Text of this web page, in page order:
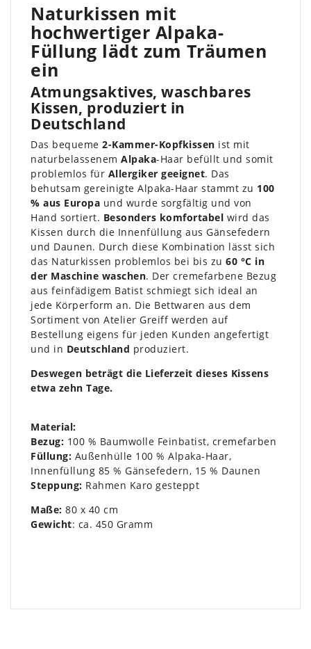
Naturkissen mit
hochwertiger Alpaka-
Füllung lädt zum Träumen
ein
Atmungsaktives, waschbares
Kissen, produziert in
Deutschland
Das bequeme 2-Kammer-Kopfkissen ist mit
naturbelassenem Alpaka-Haar befüllt und somit
problemlos für Allergiker geeignet. Das
behutsam gereinigte Alpaka-Haar stammt zu 100
% aus Europa und wurde sorgfältig und von
Hand sortiert. Besonders komfortabel wird das
Kissen durch die Innenfüllung aus Gänsefedern
und Daunen. Durch diese Kombination lässt sich
das Naturkissen problemlos bei bis zu 60 °C in
der Maschine waschen. Der cremefarbene Bezug
aus feinfädigem Batist schmiegt sich ideal an
jede Körperform an. Die Bettwaren aus dem
Sortiment von Atelier Greiff werden auf
Bestellung eigens für jeden Kunden angefertigt
und in Deutschland produziert.
Deswegen beträgt die Lieferzeit dieses Kissens
etwa zehn Tage.
Material:
Bezug: 100 % Baumwolle Feinbatist, cremefarben
Füllung: Außenhülle 100 % Alpaka-Haar,
Innenfüllung 85 % Gänsefedern, 15 % Daunen
Steppung: Rahmen Karo gesteppt
Maße: 80 x 40 cm
Gewicht: ca. 450 Gramm